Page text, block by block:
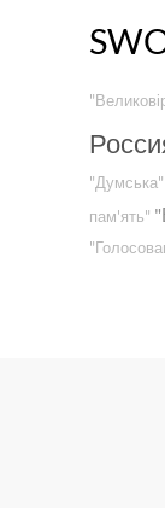
"Думська"
пам'ять"